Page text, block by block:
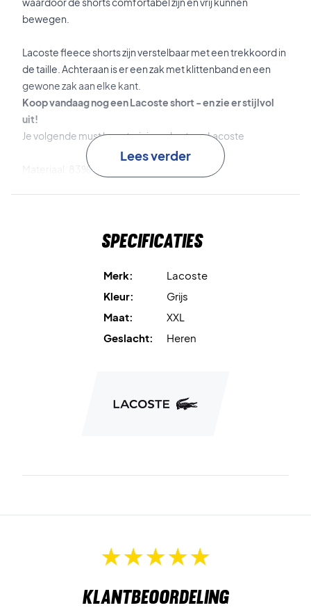
bewegen.
Lacoste fleece shorts zijn verstelbaar met een trekkoord in
de taille. Achteraan is er een zak met klittenband en een
gewone zak aan elke kant.
Koop vandaag nog een Lacoste short - en zie er stijlvol
uit!
Je volgende must have trainingsshort van Lacoste
Materiaal: 83% katoen en 17% polyester.
Lees verder
Specificaties
Merk:
Lacoste
Kleur:
Grijs
Maat:
XXL
Geslacht:
Heren
Klantbeoordeling